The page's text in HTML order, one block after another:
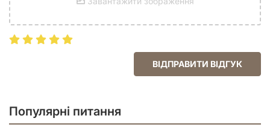
ВІДПРАВИТИ ВІДГУК
Популярні питання